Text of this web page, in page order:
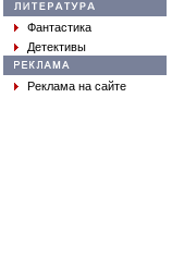
Фантастика
Детективы
Реклама на сайте